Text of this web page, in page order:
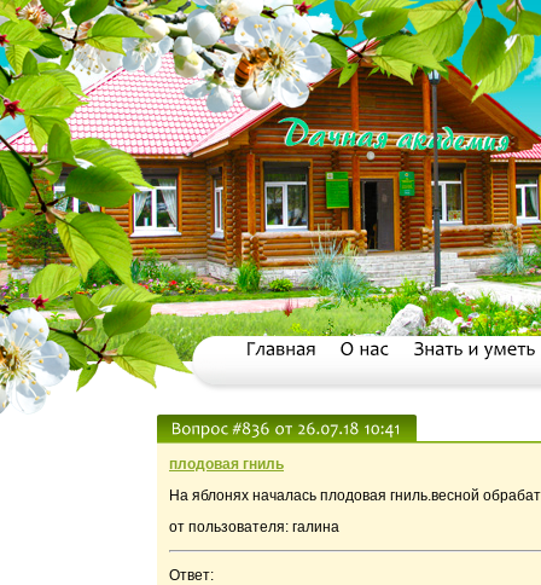
плодовая гниль
На яблонях началась плодовая гниль.весной
от пользователя: галина
Ответ: